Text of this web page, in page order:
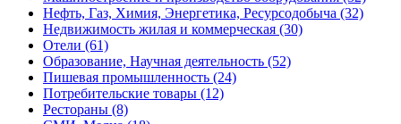
Нефть, Газ, Химия, Энергетика, Ресурсодобыча (32)
Недвижимость жилая и коммерческая (30)
Отели (61)
Образование, Научная деятельность (52)
Пишевая промышленность (24)
Потребительские товары (12)
Рестораны (8)